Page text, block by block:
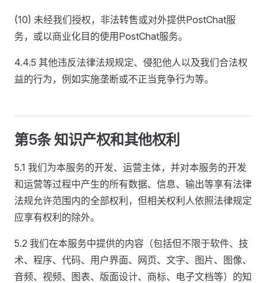
(10) 未经我们授权，非法转售或对外提供PostChat服
务，或以商业化目的使用PostChat服务。
4.4.5 其他违反法律法规规定、侵犯他人以及我们合法权
益的行为，例如实施垄断或不正当竞争行为等。
第5条 知识产权和其他权利
5.1 我们为本服务的开发、运营主体，并对本服务的开发
和运营等过程中产生的所有数据、信息、输出等享有法律
法规允许范围内的全部权利，但相关权利人依照法律规定
应享有权利的除外。
5.2 我们在本服务中提供的内容（包括但不限于软件、技
术、程序、代码、用户界面、网页、文字、图片、图像、
音频、视频、图表、版面设计、商标、电子文档等）的知